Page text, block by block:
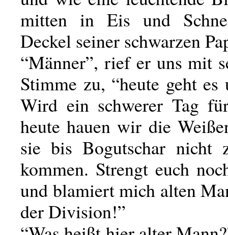
mitten in Eis und
Deckel seiner schwarzen
“Männer”, rief er uns mit
Stimme zu, “heute geht es
Wird ein schwerer Tag
heute hauen wir die
sie bis Bogutschar nicht
kommen. Strengt euch
und blamiert mich alten
der Division!”